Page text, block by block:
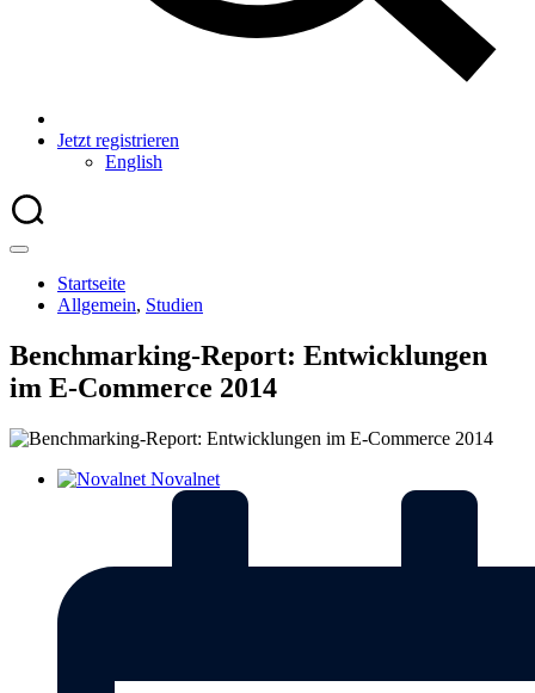
Jetzt registrieren
English
Startseite
Allgemein, Studien
Benchmarking-Report: Entwicklungen
im E-Commerce 2014
Novalnet